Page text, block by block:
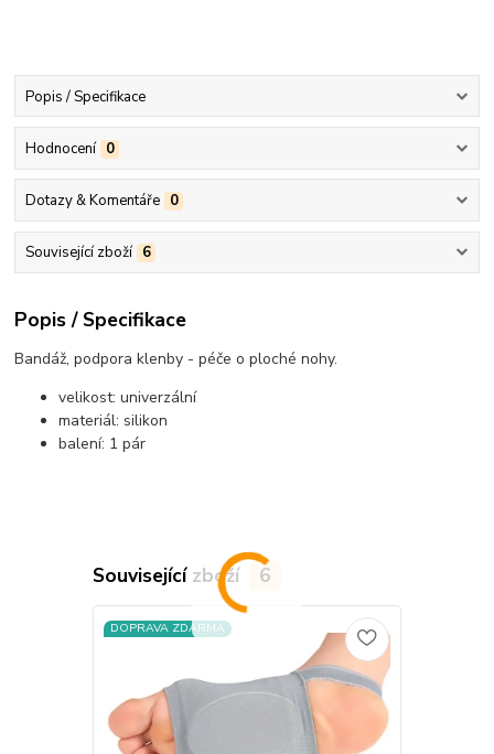
Popis / Specifikace
Hodnocení 0
Dotazy & Komentáře 0
Související zboží 6
Popis / Specifikace
Bandáž, podpora klenby - péče o ploché nohy.
velikost: univerzální
materiál: silikon
balení: 1 pár
Související zboží 6
DOPRAVA ZDARMA